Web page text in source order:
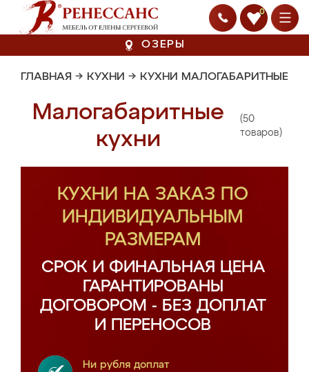
0
ОЗЕРЫ
ГЛАВНАЯ → КУХНИ → КУХНИ МАЛОГАБАРИТНЫЕ
Малогабаритные
кухни
(50
товаров)
КУХНИ НА ЗАКАЗ ПО
ИНДИВИДУАЛЬНЫМ
РАЗМЕРАМ
СРОК И ФИНАЛЬНАЯ ЦЕНА
ГАРАНТИРОВАНЫ
ДОГОВОРОМ - БЕЗ ДОПЛАТ
И ПЕРЕНОСОВ
Ни рубля доплат